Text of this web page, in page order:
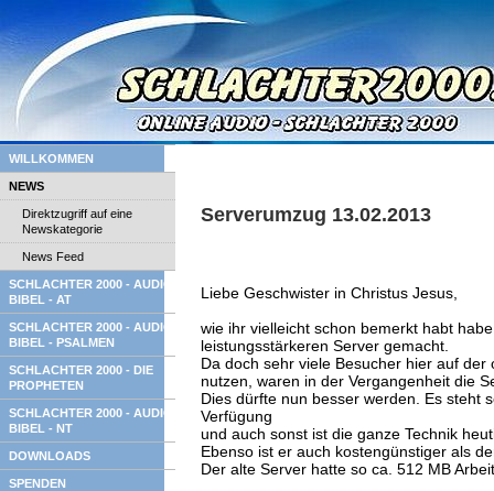
WILLKOMMEN
NEWS
Direktzugriff auf eine
Newskategorie
News Feed
SCHLACHTER 2000 - AUDIO
BIBEL - AT
SCHLACHTER 2000 - AUDIO
BIBEL - PSALMEN
SCHLACHTER 2000 - DIE
PROPHETEN
SCHLACHTER 2000 - AUDIO
BIBEL - NT
DOWNLOADS
SPENDEN
Serverumzug 13.02.2013
Liebe Geschwister in Christus Jesus,
wie ihr vielleicht schon bemerkt habt
leistungsstärkeren Server gemacht.
Da doch sehr viele Besucher hier auf
nutzen, waren in der Vergangenheit die
Dies dürfte nun besser werden. Es steht
Verfügung
und auch sonst ist die ganze Technik
Ebenso ist er auch kostengünstiger als
Der alte Server hatte so ca. 512 MB